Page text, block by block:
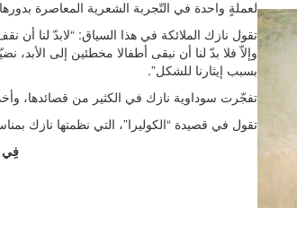
لعملةٍ واحدة في التّجربة الشعرية المعاصرة
تقول نازك الملائكة في هذا السياق: “لابدّ لنا
وإلاّ فلا بدّ لنا أن نبقى أطفالا مخطئين إلى
بسبب إيثارنا للشكل”.
تفجّرت سوداوية نازك في الكثير من قصائدها،
تقول في قصيدة “الكوليرا”، التي نظمتها نازك
فِي